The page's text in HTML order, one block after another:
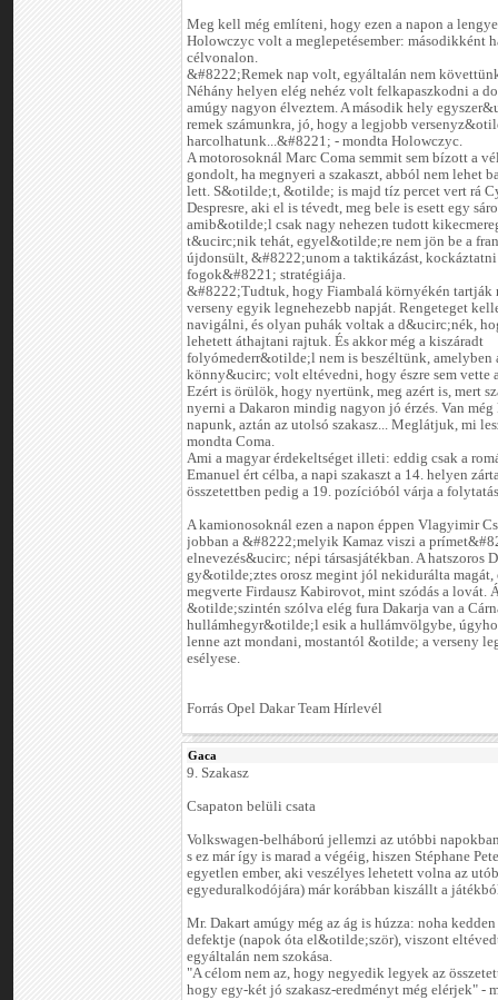
Meg kell még említeni, hogy ezen a napon a
Holowczyc volt a meglepetésember: másodikként
célvonalon.
&#8222;Remek nap volt, egyáltalán nem
Néhány helyen elég nehéz volt felkapaszkodni a
amúgy nagyon élveztem. A második hely
remek számunkra, jó, hogy a legjobb
harcolhatunk...&#8221; - mondta Holowczyc.
A motorosoknál Marc Coma semmit sem bízott a
gondolt, ha megnyeri a szakaszt, abból nem lehet
lett. S&otilde;t, &otilde; is majd tíz percet vert rá
Despresre, aki el is tévedt, meg bele is esett egy
amib&otilde;l csak nagy nehezen tudott
t&ucirc;nik tehát, egyel&otilde;re nem jön be a
újdonsült, &#8222;unom a taktikázást, kockáztatni
fogok&#8221; stratégiája.
&#8222;Tudtuk, hogy Fiambalá környékén tartják
verseny egyik legnehezebb napját. Rengeteget
navigálni, és olyan puhák voltak a d&ucirc;nék,
lehetett áthajtani rajtuk. És akkor még a kiszáradt
folyómederr&otilde;l nem is beszéltünk, amelyben
könny&ucirc; volt eltévedni, hogy észre sem vette
Ezért is örülök, hogy nyertünk, meg azért is, mert
nyerni a Dakaron mindig nagyon jó érzés. Van még
napunk, aztán az utolsó szakasz... Meglátjuk, mi
mondta Coma.
Ami a magyar érdekeltséget illeti: eddig csak a
Emanuel ért célba, a napi szakaszt a 14. helyen
összetettben pedig a 19. pozícióból várja a
A kamionosoknál ezen a napon éppen Vlagyimir
jobban a &#8222;melyik Kamaz viszi a
elnevezés&ucirc; népi társasjátékban. A hatszoros
gy&otilde;ztes orosz megint jól nekidurálta magát,
megverte Firdausz Kabirovot, mint szódás a lovát.
&otilde;szintén szólva elég fura Dakarja van a
hullámhegyr&otilde;l esik a hullámvölgybe,
lenne azt mondani, mostantól &otilde; a verseny
esélyese.
Forrás Opel Dakar Team Hírlevél
Gaca
9. Szakasz
Csapaton belüli csata
Volkswagen-belháború jellemzi az utóbbi
s ez már így is marad a végéig, hiszen Stéphane
egyetlen ember, aki veszélyes lehetett volna az
egyeduralkodójára) már korábban kiszállt a
Mr. Dakart amúgy még az ág is húzza: noha
defektje (napok óta el&otilde;ször), viszont
egyáltalán nem szokása.
"A célom nem az, hogy negyedik legyek az
hogy egy-két jó szakasz-eredményt még elérjek" -